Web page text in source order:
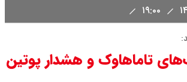
چرا معوقات بازنشستگان تامین
جزئیات عرضه اولیه احیا در فرابورس
تاماهاوک و هشدار پوتین